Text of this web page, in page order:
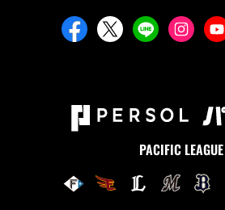
PACIFIC LEAGUE